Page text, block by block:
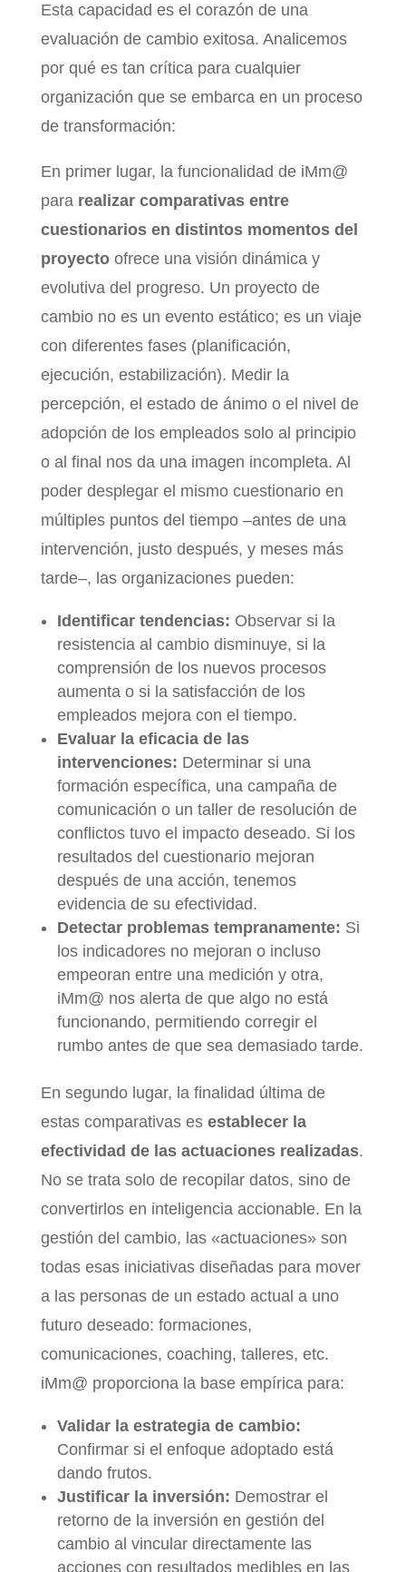
Esta capacidad es el corazón de una
evaluación de cambio exitosa. Analicemos
por qué es tan crítica para cualquier
organización que se embarca en un proceso
de transformación:
En primer lugar, la funcionalidad de iMm@
para realizar comparativas entre
cuestionarios en distintos momentos del
proyectoofrece una visión dinámica y
evolutiva del progreso. Un proyecto de
cambio no es un evento estático; es un viaje
con diferentes fases (planificación,
ejecución, estabilización). Medir la
percepción, el estado de ánimo o el nivel de
adopción de los empleados solo al principio
o al final nos da una imagen incompleta. Al
poder desplegar el mismo cuestionario en
múltiples puntos del tiempo –antes de una
intervención, justo después, y meses más
tarde–, las organizaciones pueden:
Identificar tendencias: Observar si la
resistencia al cambio disminuye, si la
comprensión de los nuevos procesos
aumenta o si la satisfacción de los
empleados mejora con el tiempo.
Evaluar la eficacia de las
intervenciones: Determinar si una
formación específica, una campaña de
comunicación o un taller de resolución de
conflictos tuvo el impacto deseado. Si los
resultados del cuestionario mejoran
después de una acción, tenemos
evidencia de su efectividad.
Detectar problemas tempranamente: Si
los indicadores no mejoran o incluso
empeoran entre una medición y otra,
iMm@ nos alerta de que algo no está
funcionando, permitiendo corregir el
rumbo antes de que sea demasiado tarde.
En segundo lugar, la finalidad última de
estas comparativas es establecer la
efectividad de las actuaciones realizadas.
No se trata solo de recopilar datos, sino de
convertirlos en inteligencia accionable. En la
gestión del cambio, las «actuaciones» son
todas esas iniciativas diseñadas para mover
a las personas de un estado actual a uno
futuro deseado: formaciones,
comunicaciones, coaching, talleres, etc.
iMm@ proporciona la base empírica para:
Validar la estrategia de cambio:
Confirmar si el enfoque adoptado está
dando frutos.
Justificar la inversión: Demostrar el
retorno de la inversión en gestión del
cambio al vincular directamente las
acciones con resultados medibles en las